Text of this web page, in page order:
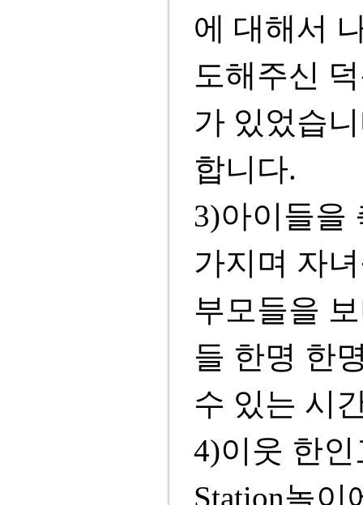
에 대해서
도해주신
가 있었습
합니다.
3)아이들을
가지며 자
부모들을
들 한명 한
수 있는 시
4)이웃 한
Station놀